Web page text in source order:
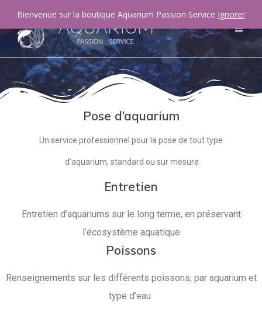
Pose d’aquarium
Un service professionnel pour la pose de tout type
d’aquarium, standard ou sur mesure
Entretien
Entretien d’aquariums sur le long terme, en préservant
l’écosystème aquatique
Poissons
Renseignements sur les différents poissons, par aquarium et
type d’eau
Bienvenue sur la boutique Aquarium Passion Service Ignorer